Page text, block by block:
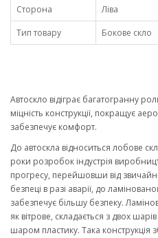
Сторона
Ліва
Тип товару
Бокове скло
Автоскло відіграє багатогранну
міцність конструкції, покращує
забезпечує комфорт.
До автоскла відноситься лобове
роки розробок індустрія
прогресу, перейшовши від
безпеці в разі аварії, до
забезпечує більшу безпеку.
як вітрове, складається з двох
шаром пластику. Така конструкція